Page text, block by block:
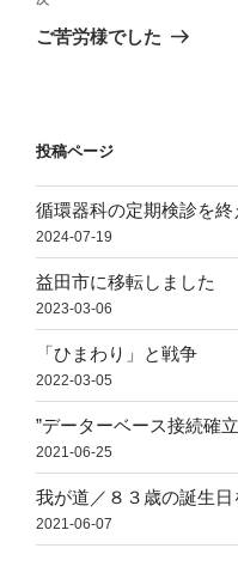
ゲ
ン
の
ご苦労様でした
投稿ページ
循環器科の定期検診を終
2024-07-19
益田市に移転しました
2023-03-06
「ひまわり」と戦争
2022-03-05
”データーベース接続確
2021-06-25
我が道／８３歳の誕生日
2021-06-07